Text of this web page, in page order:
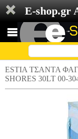
E-shop.gr
ESTIA ΤΣΑΝΤΑ
SHORES 30LT 00-